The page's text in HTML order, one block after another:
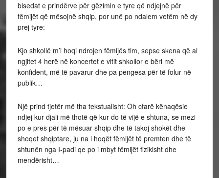
bisedat e prindërve për gëzimin e tyre që ndjejnë për
fëmijët që mësojnë shqip, por unë po ndalem vetëm në dy
prej tyre:
Kjo shkollë m’i hoqi ndrojen fëmijës tim, sepse skena që ai
ngjitet 4 herë në koncertet e vitit shkollor e bëri më
konfident, më të pavarur dhe pa pengesa për të folur në
publik…
Një prind tjetër më tha tekstualisht: Oh cfarë kënaqësie
ndjej kur djali më thotë që kur do të vijë e shtuna, se mezi
po e pres për të mësuar shqip dhe të takoj shokët dhe
shoqet shqiptare, ju na i hoqët fëmijët të premten dhe të
shtunën nga I-padi qe po i mbyt fëmijët fizikisht dhe
mendërisht…